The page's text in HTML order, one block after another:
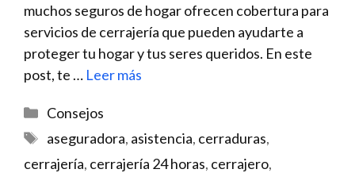
muchos seguros ⁤de ⁤hogar ofrecen cobertura para
servicios de cerrajería que pueden ayudarte a
proteger tu hogar y tus⁣ seres queridos. En este
post, te … Leer más
Categorías
Consejos
Etiquetas
aseguradora, asistencia, cerraduras,
cerrajería, cerrajería 24 horas, cerrajero,